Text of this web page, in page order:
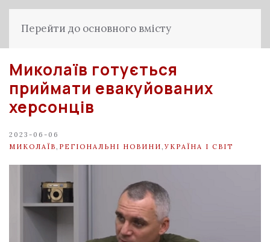
Перейти до основного вмісту
Миколаїв готується
приймати евакуйованих
херсонців
2023-06-06
МИКОЛАЇВ РЕГІОНАЛЬНІ НОВИНИ УКРАЇНА І СВІТ